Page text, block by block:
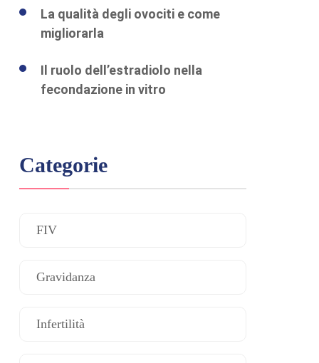
La qualità degli ovociti e come
migliorarla
Il ruolo dell’estradiolo nella
fecondazione in vitro
Categorie
FIV
Gravidanza
Infertilità